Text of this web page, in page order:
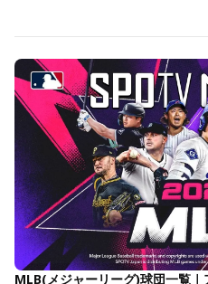
MLB(メジャーリーグ)球団一覧